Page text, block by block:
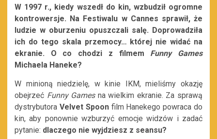
W 1997 r., kiedy wszedł do kin, wzbudził ogromne
kontrowersje. Na Festiwalu w Cannes sprawił, że
ludzie w oburzeniu opuszczali salę. Doprowadziła
ich do tego skala przemocy… której nie widać na
ekranie. O co chodzi z filmem Funny Games
Michaela Haneke?
W minioną niedzielę, w kinie IKM, mieliśmy okazję
obejrzeć Funny Games na wielkim ekranie. Za sprawą
dystrybutora Velvet Spoonfilm Hanekego powraca do
kin, aby ponownie wzburzyć emocje widzów i zadać
pytanie: dlaczego nie wyjdziesz z seansu?